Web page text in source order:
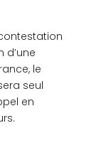
d’une
le
seul
en